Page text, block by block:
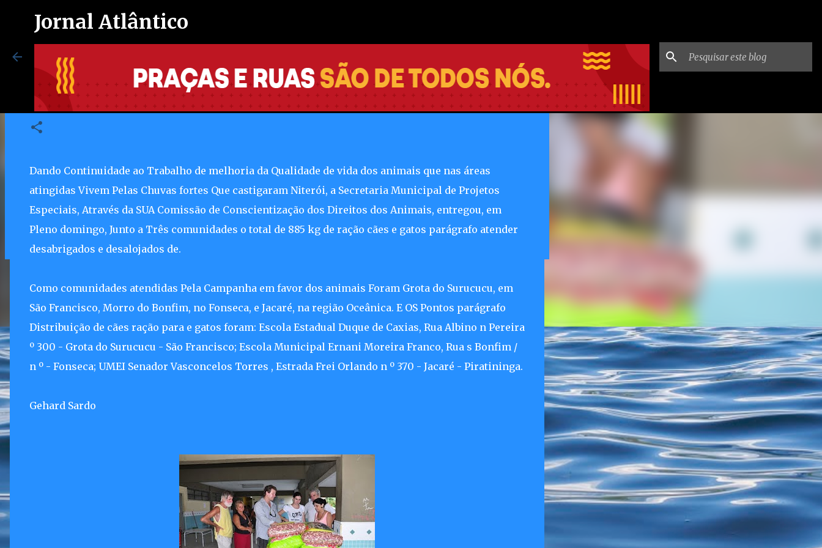
Jornal Atlântico
Maricá inaugura espaço exclusivo para vacinação de pessoas
8/07/2026 08:37:00 PM
Em Niterói comunidades recebem doações de rações para
animais
4/18/2010 10:41:00 PM
Dando Continuidade ao Trabalho de melhoria da Qualidade de vida dos animais que nas áreas
atingidas Vivem Pelas Chuvas fortes Que castigaram Niterói, a Secretaria Municipal de Projetos
Especiais, Através da SUA Comissão de Conscientização dos Direitos dos Animais, entregou, em
Pleno domingo, Junto a Três comunidades o total de 885 kg de ração cães e gatos parágrafo atender
desabrigados e desalojados de.
Como comunidades atendidas Pela Campanha em favor dos animais Foram Grota do Surucucu, em
São Francisco, Morro do Bonfim, no Fonseca, e Jacaré, na região Oceânica. E OS Pontos parágrafo
Distribuição de cães ração para e gatos foram: Escola Estadual Duque de Caxias, Rua Albino n Pereira
º 300 - Grota do Surucucu - São Francisco; Escola Municipal Ernani Moreira Franco, Rua s Bonfim /
n º - Fonseca; UMEI Senador Vasconcelos Torres , Estrada Frei Orlando n º 370 - Jacaré - Piratininga.
Gehard Sardo